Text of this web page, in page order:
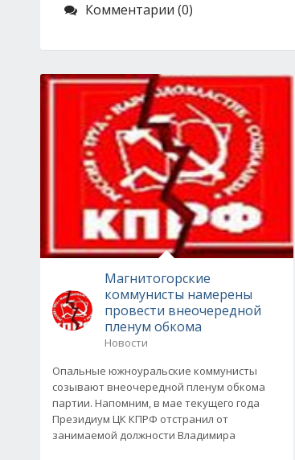
Комментарии (0)
Магнитогорские
коммунисты намерены
провести внеочередной
пленум обкома
Новости
Опальные южноуральские коммунисты
созывают внеочередной пленум обкома
партии. Напомним, в мае текущего года
Президиум ЦК КПРФ отстранил от
занимаемой должности Владимира